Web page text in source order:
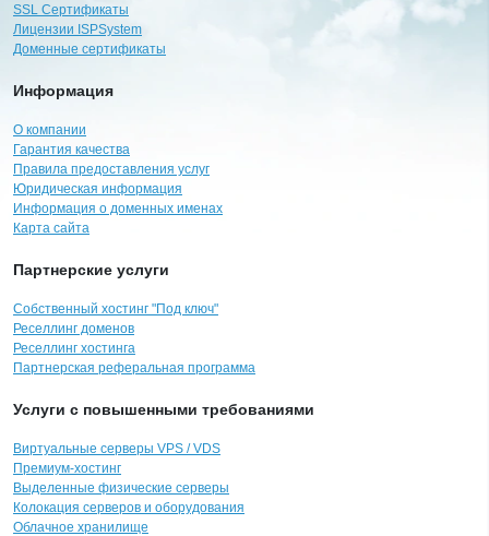
SSL Сертификаты
Лицензии ISPSystem
Доменные сертификаты
Информация
О компании
Гарантия качества
Правила предоставления услуг
Юридическая информация
Информация о доменных именах
Карта сайта
Партнерские услуги
Собственный хостинг "Под ключ"
Реселлинг доменов
Реселлинг хостинга
Партнерская реферальная программа
Услуги с повышенными требованиями
Виртуальные серверы VPS / VDS
Премиум-хостинг
Выделенные физические серверы
Колокация серверов и оборудования
Облачное хранилище